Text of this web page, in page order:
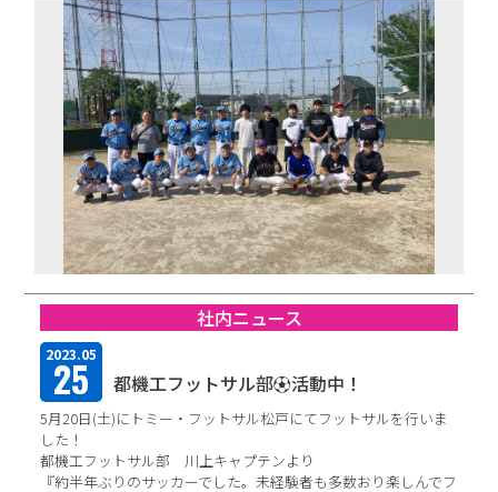
社内ニュース
2023.05
25 都機工フットサル部⚽活動中！
5月20日(土)にトミー・フットサル松戸にてフットサルを行いま
した！
都機工フットサル部 川上キャプテンより
『約半年ぶりのサッカーでした。未経験者も多数おり楽しんでフ